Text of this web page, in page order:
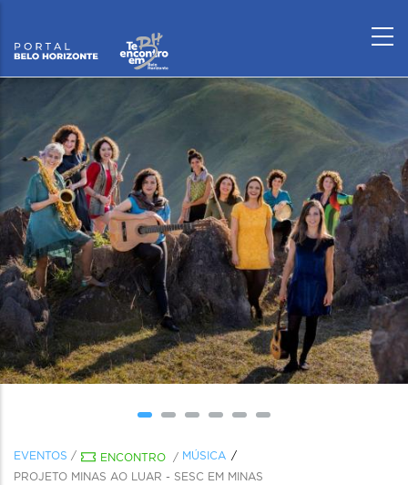
EVENTOS / ENCONTRO / MÚSICA
PROJETO MINAS AO LUAR - SESC EM MINAS